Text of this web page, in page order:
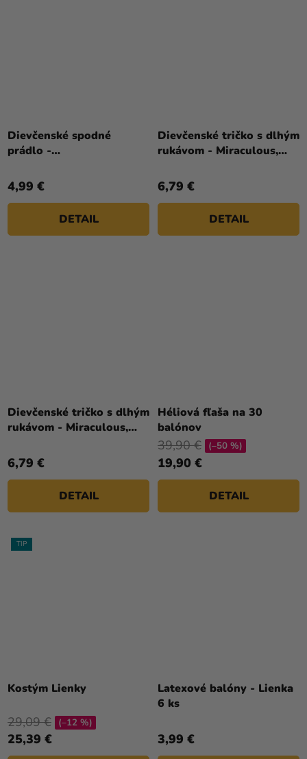
Dievčenské spodné
prádlo -
4,99 €
DETAIL
Dievčenské tričko s dlhým
rukávom - Miraculous,
6,79 €
DETAIL
Dievčenské tričko s dlhým
rukávom - Miraculous,
6,79 €
DETAIL
Héliová fľaša na 30
balónov
19,90 €
39,90 € (–50 %)
DETAIL
TIP
Kostým Lienky
25,39 €
29,09 € (–12 %)
Latexové balóny - Lienka
6 ks
3,99 €